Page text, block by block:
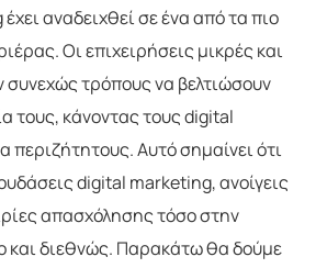
αναδειχθεί σε ένα από τα πιο
Οι επιχειρήσεις μικρές και
συνεχώς τρόπους να βελτιώσουν
τους, κάνοντας τους digital
περιζήτητους. Αυτό σημαίνει ότι
digital marketing, ανοίγεις
απασχόλησης τόσο στην
και διεθνώς. Παρακάτω θα δούμε